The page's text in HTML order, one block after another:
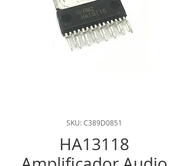
SKU: C389D0851
HA13118